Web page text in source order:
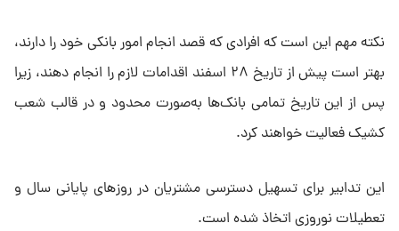
نکته مهم این است که افرادی که قصد انجام امور بانکی خود را دارند،
بهتر است پیش از تاریخ ۲۸ اسفند اقدامات لازم را انجام دهند، زیرا
پس از این تاریخ تمامی بانک‌ها به‌صورت محدود و در قالب شعب
کشیک فعالیت خواهند کرد.
این تدابیر برای تسهیل دسترسی مشتریان در روزهای پایانی سال و
تعطیلات نوروزی اتخاذ شده است.